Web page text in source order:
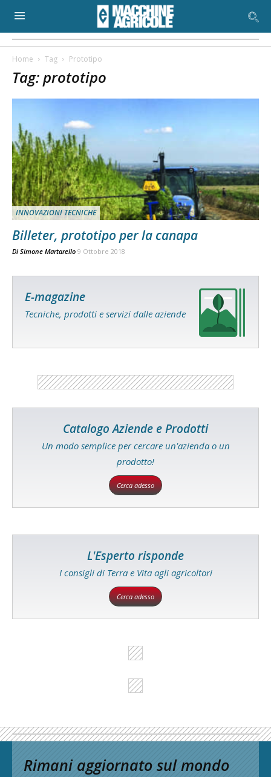
Home Tag Prototipo
Tag: prototipo
INNOVAZIONI TECNICHE
Billeter, prototipo per la canapa
Di Simone Martarello 9 Ottobre 2018
E-magazine
Tecniche, prodotti e servizi dalle aziende
Catalogo Aziende e Prodotti
Un modo semplice per cercare un'azienda o un
prodotto!
Cerca adesso
L'Esperto risponde
I consigli di Terra e Vita agli agricoltori
Cerca adesso
Rimani aggiornato sul mondo